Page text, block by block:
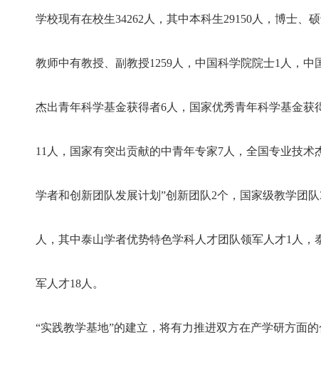
学校现有在校生34262人，其中本科生29150人，博士、
教师中有教授、副教授1259人，中国科学院院士1人，
杰出青年科学基金获得者6人，国家优秀青年科学基金
11人，国家有突出贡献的中青年专家7人，全国专业技
学者和创新团队发展计划”创新团队2个，国家级教学团
人，其中泰山学者优势特色学科人才团队领军人才1人
军人才18人。
“实践教学基地”的建立，将有力推进双方在产学研方面